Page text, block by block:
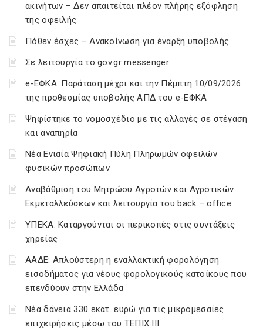
ακινήτων – Δεν απαιτείται πλέον πλήρης εξόφληση
της οφειλής
Πόθεν έσχες – Ανακοίνωση για έναρξη υποβολής
Σε λειτουργία το gov.gr messenger
e-ΕΦΚΑ: Παράταση μέχρι και την Πέμπτη 10/09/2026
της προθεσμίας υποβολής ΑΠΔ του e-ΕΦΚΑ
Ψηφίστηκε το νομοσχέδιο με τις αλλαγές σε στέγαση
και αναπηρία
Νέα Ενιαία Ψηφιακή Πύλη Πληρωμών οφειλών
φυσικών προσώπων
Αναβάθμιση του Μητρώου Αγροτών και Αγροτικών
Εκμεταλλεύσεων και λειτουργία του back – office
ΥΠΕΚΑ: Καταργούνται οι περικοπές στις συντάξεις
χηρείας
ΑΑΔΕ: Απλούστερη η εναλλακτική φορολόγηση
εισοδήματος για νέους φορολογικούς κατοίκους που
επενδύουν στην Ελλάδα
Νέα δάνεια 330 εκατ. ευρώ για τις μικρομεσαίες
επιχειρήσεις μέσω του ΤΕΠΙΧ ΙΙΙ